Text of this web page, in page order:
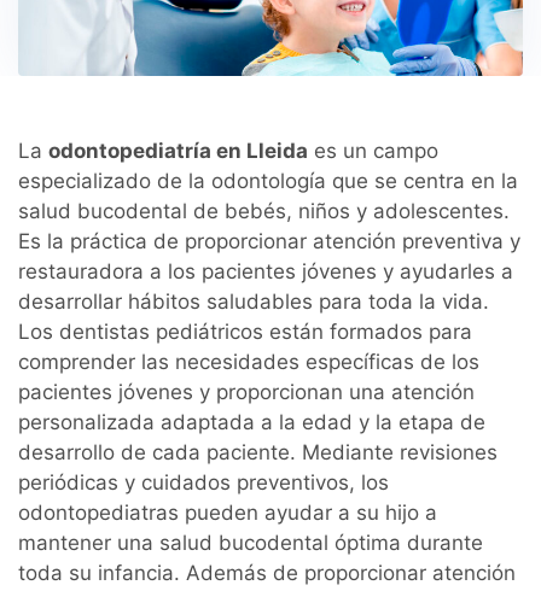
La odontopediatría en Lleida es un campo
especializado de la odontología que se centra en la
salud bucodental de bebés, niños y adolescentes.
Es la práctica de proporcionar atención preventiva y
restauradora a los pacientes jóvenes y ayudarles a
desarrollar hábitos saludables para toda la vida.
Los dentistas pediátricos están formados para
comprender las necesidades específicas de los
pacientes jóvenes y proporcionan una atención
personalizada adaptada a la edad y la etapa de
desarrollo de cada paciente. Mediante revisiones
periódicas y cuidados preventivos, los
odontopediatras pueden ayudar a su hijo a
mantener una salud bucodental óptima durante
toda su infancia. Además de proporcionar atención